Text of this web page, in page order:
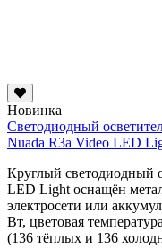
Новинка
Светодиодный
Nuada R3a Video LED
Круглый светодиодный
LED Light оснащён
электросети или
Вт, цветовая
(136 тёплых и 136